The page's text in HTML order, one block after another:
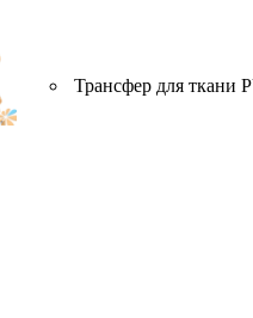
Трансфер для ткани